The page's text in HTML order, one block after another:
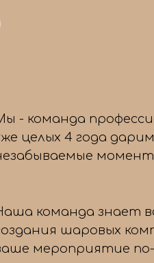
- команда
целых 4 года
команда знает
шаровых
мероприятие